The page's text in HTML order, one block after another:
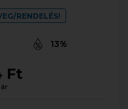
RENDELÉS!
13%
Ft